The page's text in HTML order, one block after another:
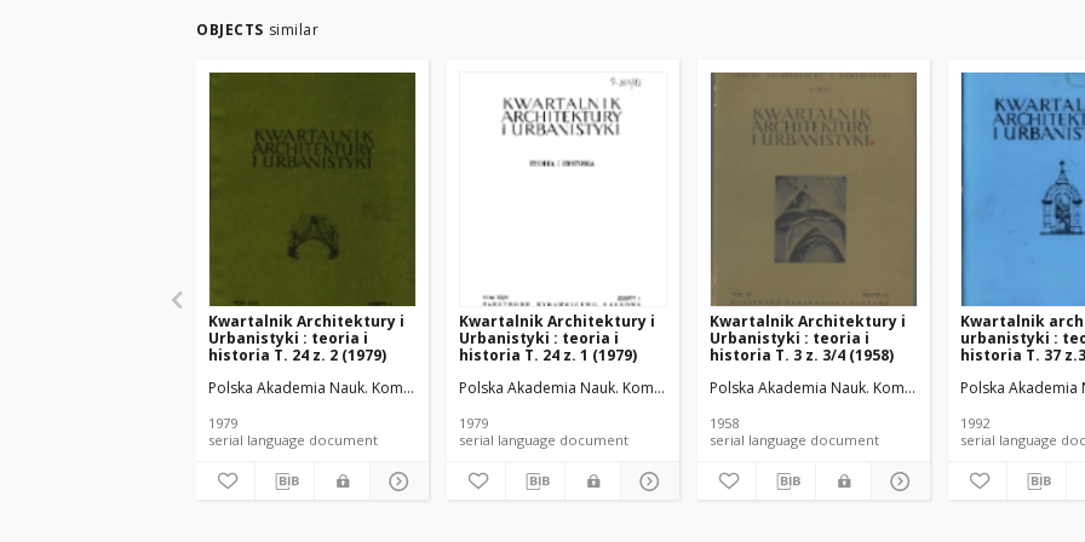
OBJECTS similar
Kwartalnik Architektury i
Urbanistyki : teoria i
historia T. 24 z. 2 (1979)
Polska Akademia Nauk. Komitet Architektury i Urbanistyki.
1979
serial language document
Kwartalnik Architektury i
Urbanistyki : teoria i
historia T. 24 z. 1 (1979)
Polska Akademia Nauk. Komitet Architektury i Urbanistyki.
1979
serial language document
Kwartalnik Architektury i
Urbanistyki : teoria i
historia T. 3 z. 3/4 (1958)
Polska Akademia Nauk. Komitet Architektury i
1958
serial language document
Kwartalnik
urbanistyki :
historia T. 37
Polska Akademia
1992
serial language